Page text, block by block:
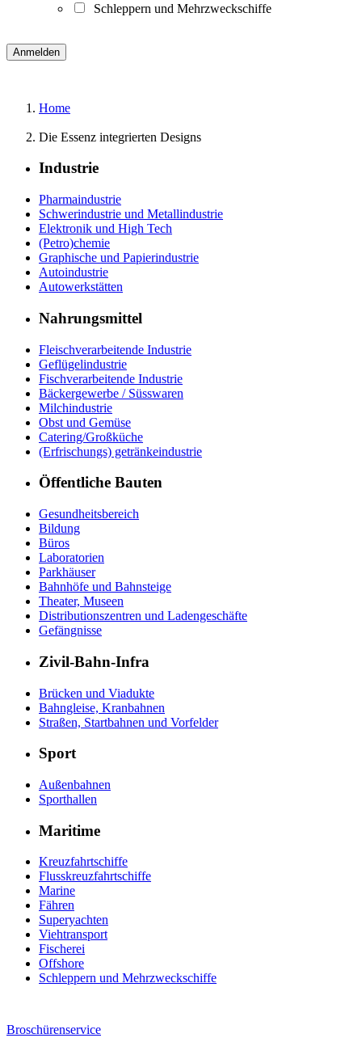
Schleppern und Mehrzweckschiffe
Home
Die Essenz integrierten Designs
Industrie
Pharmaindustrie
Schwerindustrie und Metallindustrie
Elektronik und High Tech
(Petro)chemie
Graphische und Papierindustrie
Autoindustrie
Autowerkstätten
Nahrungsmittel
Fleischverarbeitende Industrie
Geflügelindustrie
Fischverarbeitende Industrie
Bäckergewerbe / Süsswaren
Milchindustrie
Obst und Gemüse
Catering/Großküche
(Erfrischungs) getränkeindustrie
Öffentliche Bauten
Gesundheitsbereich
Bildung
Büros
Laboratorien
Parkhäuser
Bahnhöfe und Bahnsteige
Theater, Museen
Distributionszentren und Ladengeschäfte
Gefängnisse
Zivil-Bahn-Infra
Brücken und Viadukte
Bahngleise, Kranbahnen
Straßen, Startbahnen und Vorfelder
Sport
Außenbahnen
Sporthallen
Maritime
Kreuzfahrtschiffe
Flusskreuzfahrtschiffe
Marine
Fähren
Superyachten
Viehtransport
Fischerei
Offshore
Schleppern und Mehrzweckschiffe
Broschürenservice